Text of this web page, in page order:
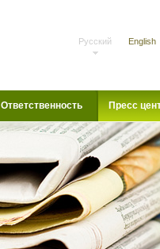
Русский English
Ответственность Пресс